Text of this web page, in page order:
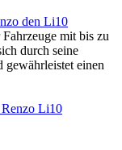
den Li10
mit bis zu
durch seine
gewährleistet einen
Li10